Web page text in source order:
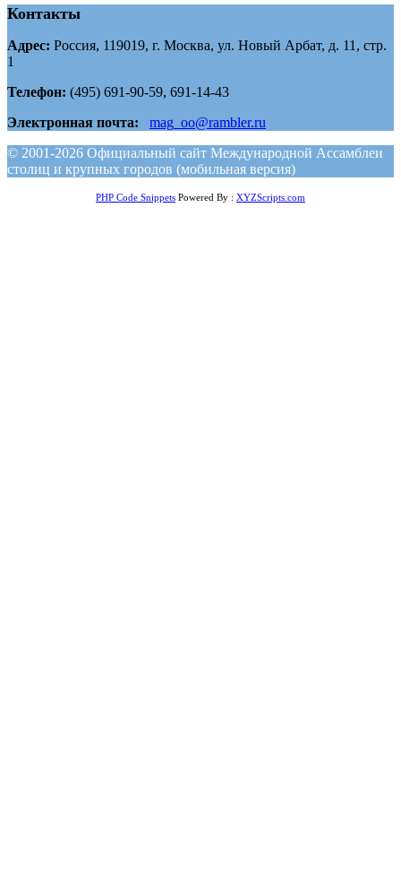
Контакты
Адрес: Россия, 119019, г. Москва, ул. Новый Арбат, д. 11, стр.
1
Телефон: (495) 691-90-59, 691-14-43
Электронная почта:
mag_oo@rambler.ru
© 2001-2026 Официальный сайт Международной Ассамблеи
столиц и крупных городов (мобильная версия)
PHP Code Snippets Powered By : XYZScripts.com